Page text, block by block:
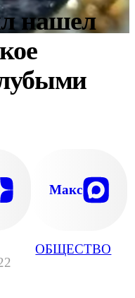
ОБЩЕСТВО
нашел
Макс